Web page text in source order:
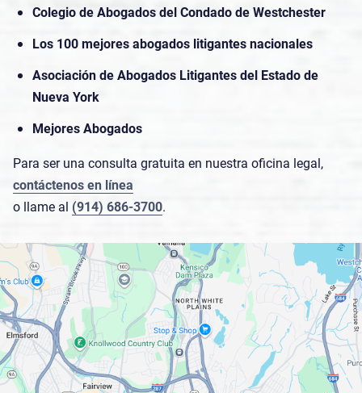
Colegio de Abogados del Condado de Westchester
Los 100 mejores abogados litigantes nacionales
Asociación de Abogados Litigantes del Estado de
Nueva York
Mejores Abogados
Para ser una consulta gratuita en nuestra oficina legal,
contáctenos en línea
o llame al (914) 686-3700.